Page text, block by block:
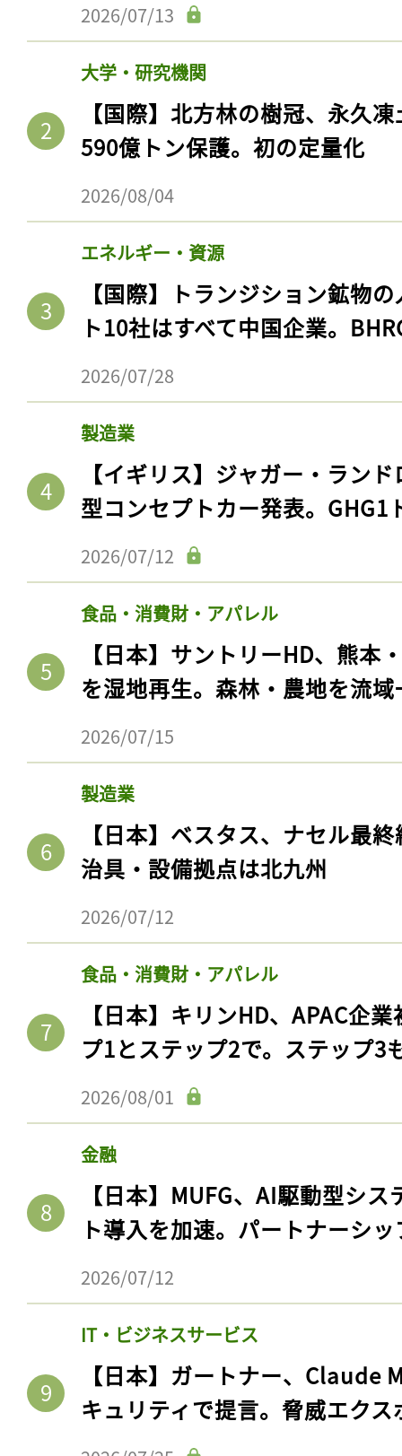
2026/07/13
大学・研究機関
【国際】北方林の樹冠、永久
590億トン保護。初の定量化
2026/08/04
エネルギー・資源
【国際】トランジション鉱物
ト10社はすべて中国企業。
2026/07/28
製造業
【イギリス】ジャガー・ラン
型コンセプトカー発表。GHG1
2026/07/12
食品・消費財・アパレル
【日本】サントリーHD、熊本
を湿地再生。森林・農地を流
2026/07/15
製造業
【日本】ベスタス、ナセル最
治具・設備拠点は北九州
2026/07/12
食品・消費財・アパレル
【日本】キリンHD、APAC企
プ1とステップ2で。ステップ3
2026/08/01
金融
【日本】MUFG、AI駆動型シ
ト導入を加速。パートナーシ
2026/07/12
IT・ビジネスサービス
【日本】ガートナー、Claude
キュリティで提言。脅威エク